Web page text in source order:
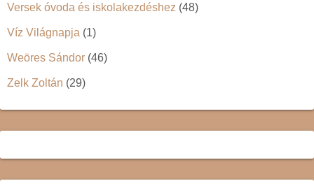
Versek óvoda és iskolakezdéshez (48)
Víz Világnapja (1)
Weöres Sándor (46)
Zelk Zoltán (29)